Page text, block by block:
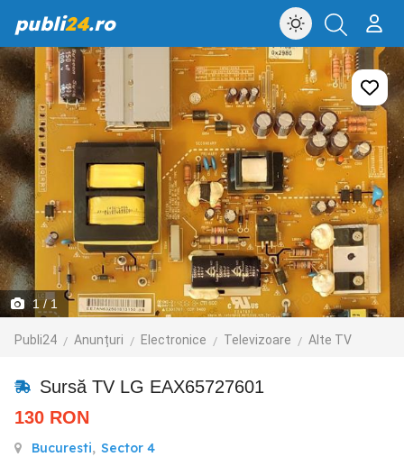
publi24.ro
1/ 1
Publi24 Anunțuri Electronice Televizoare Alte TV
Sursă TV LG EAX65727601
130 RON
Bucuresti, Sector 4